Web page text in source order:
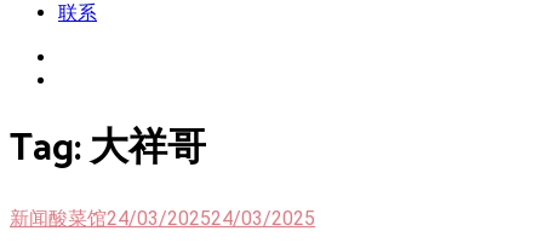
联系
Tag:大祥哥
新闻酸菜馆24/03/202524/03/2025